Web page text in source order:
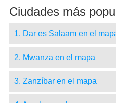
Ciudades más
1. Dar es Salaam en el
2. Mwanza en el mapa
3. Zanzíbar en el mapa